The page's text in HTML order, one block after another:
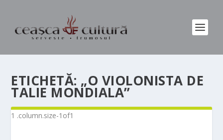
ETICHETĂ: „O VIOLONISTA DE
TALIE MONDIALA”